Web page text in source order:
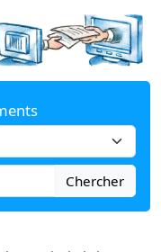
Chercher